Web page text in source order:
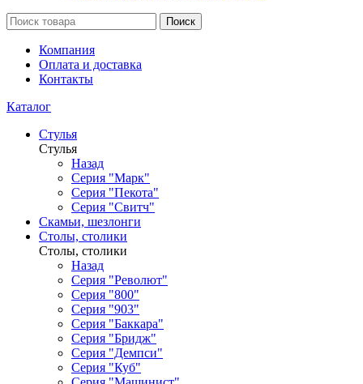
Поиск
Компания
Оплата и доставка
Контакты
Каталог
Стулья
Стулья
Назад
Серия "Марк"
Серия "Пекота"
Серия "Свитч"
Скамьи, шезлонги
Столы, столики
Столы, столики
Назад
Серия "Револют"
Серия "800"
Серия "903"
Серия "Баккара"
Серия "Бридж"
Серия "Демпси"
Серия "Куб"